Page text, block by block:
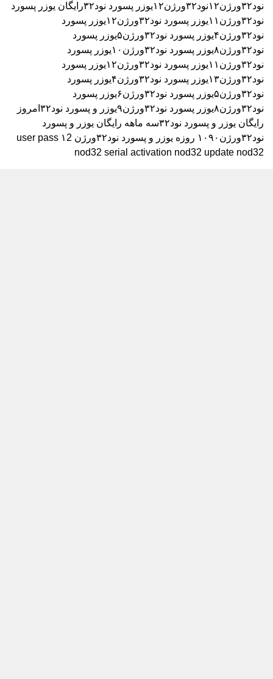
نود۳۲ورژن۱۲
نود۳۲ورژن۱۲ یوزر پسورد نود۳۲رایگان
یوزر پسورد
نود۳۲ورژن۱۱
یوزر پسورد نود۳۲ورژن۱۲
یوزر پسورد
نود۳۲ورژن۴
یوزر پسورد نود۳۲ورژن۵
یوزر پسورد
نود۳۲ورژن۸
یوزر پسورد نود۳۲ورژن۱۰
یوزر پسورد
نود۳۲ورژن۱۱
یوزر پسورد نود۳۲ورژن۱۲
یوزر پسورد
نود۳۲ورژن۱۳
یوزر پسورد نود۳۲ورژن۴
یوزر پسورد
نود۳۲ورژن۵
یوزر پسورد نود۳۲ورژن۶
یوزر پسورد
نود۳۲ورژن۸
یوزر پسورد نود۳۲ورژن۹
یوزر و پسورد نود۳۲امروز
رایگان یوزر و پسورد نود۳۲سه ماهه رایگان
یوزر و پسورد
نود۳۲ورژن۱۰۹۰ روزه
یوزر و پسورد نود۳۲ورژن ۱2
user pass
nod32 serial activation nod32 update nod32